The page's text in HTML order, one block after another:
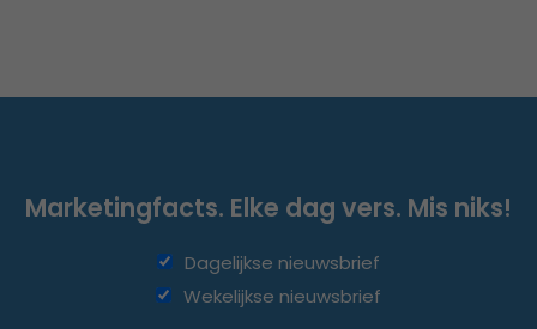
Marketingfacts. Elke dag vers. Mis niks!
Dagelijkse nieuwsbrief
Wekelijkse nieuwsbrief